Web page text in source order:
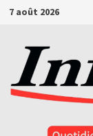
Passer
contenu
7 août 2026